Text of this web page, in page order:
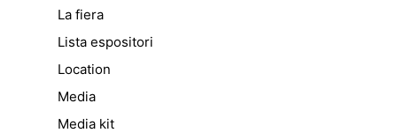
La fiera
Lista espositori
Location
Media
Media kit